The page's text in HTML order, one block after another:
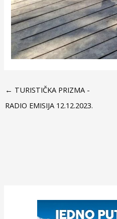
← TURISTIČKA PRIZMA -
RADIO EMISIJA 12.12.2023.